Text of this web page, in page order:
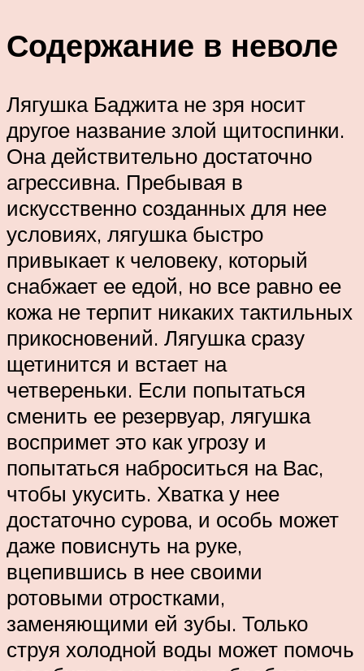
Содержание в неволе
Лягушка Баджита не зря носит
другое название злой щитоспинки.
Она действительно достаточно
агрессивна. Пребывая в
искусственно созданных для нее
условиях, лягушка быстро
привыкает к человеку, который
снабжает ее едой, но все равно ее
кожа не терпит никаких тактильных
прикосновений. Лягушка сразу
щетинится и встает на
четвереньки. Если попытаться
сменить ее резервуар, лягушка
воспримет это как угрозу и
попытаться наброситься на Вас,
чтобы укусить. Хватка у нее
достаточно сурова, и особь может
даже повиснуть на руке,
вцепившись в нее своими
ротовыми отростками,
заменяющими ей зубы. Только
струя холодной воды может помочь